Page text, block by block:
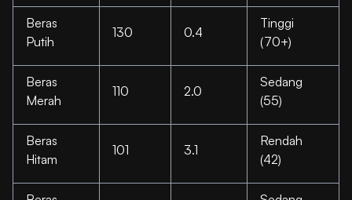
Beras
Putih
130 0.4
Tinggi
(70+)
Beras
Merah
110 2.0
Sedang
(55)
Beras
Hitam
101 3.1
Rendah
(42)